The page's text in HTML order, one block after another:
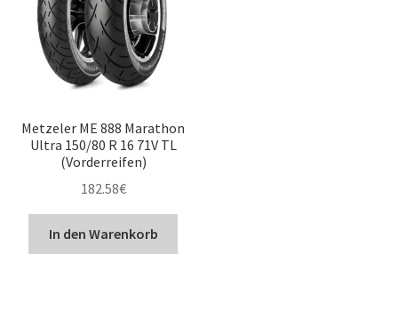
Metzeler ME 888 Marathon
Ultra 150/80 R 16 71V TL
(Vorderreifen)
182.58€
In den Warenkorb